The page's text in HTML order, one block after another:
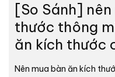
[So Sánh]
thước thông
ăn kích thước
Nên mua bàn ăn kích